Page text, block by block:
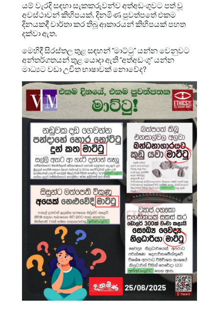
යම් වැරදි සඳහා සැකකරුවන්ව අත්අඩංගුවට පත් වූ
අවස්ථාවන් කිහිපයක්, දිනමිණ පුවත්පතේ එකම
දිනයකදී වාර්තා කර තිබූ ආකාරයන් කිහිපයක් පහත
දක්වා ඇත.
මෙහිදී සිරස්තල තුළ සඳහන් “මාට්ටු” යන්න වෙනුවට
අන්තර්ගතයන් තුළ යොදා ඇති “අත්අඩංගු” යන්න
මාධ්‍යට වඩා උචිත භාෂාවක් නොවේද?